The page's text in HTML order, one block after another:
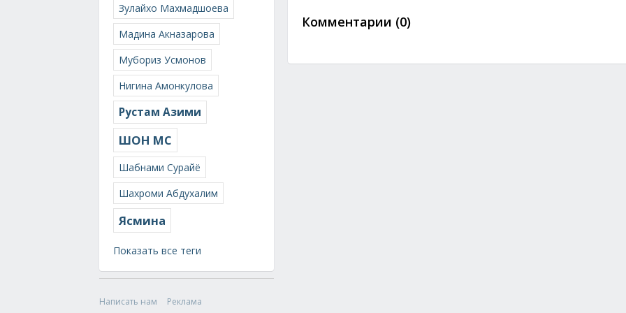
Зулайхо Махмадшоева
Мадина Акназарова
Мубориз Усмонов
Нигина Амонкулова
Рустам Азими
ШОН МС
Шабнами Сурайё
Шахроми Абдухалим
Ясмина
Показать все теги
Написать нам
Реклама
Комментарии (0)